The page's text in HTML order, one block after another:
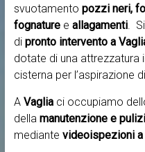
svuotamento pozzi neri,
fognature e allagamenti.
di pronto intervento a
dotate di una
cisterna per l’aspirazione
A Vaglia ci occupiamo
della manutenzione e
mediante videoispezioni a